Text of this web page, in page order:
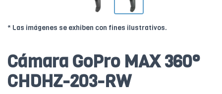
* Las imágenes se exhiben con fines ilustrativos.
Cámara GoPro MAX 360°
CHDHZ-203-RW